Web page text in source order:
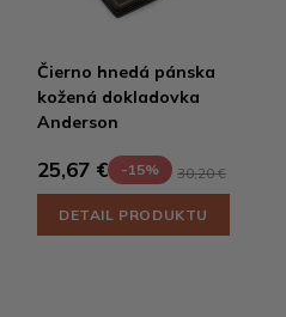
Čierno hnedá pánska
kožená dokladovka
Anderson
25,67 € -15% 30,20 €
DETAIL PRODUKTU